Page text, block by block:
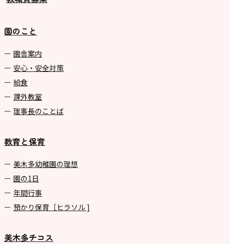
園のこと
園舎案内
安心・安全対策
給食
課外教室
理事長のことば
教育と保育
美⽊多幼稚園の理想
園の1⽇
年間⾏事
預かり保育［ヒラソル ]
美木多チコス
学校法⼈諏訪森学園 諏訪森幼稚
園
⼤阪府私⽴幼稚園連盟
社会福祉法人野田福祉会